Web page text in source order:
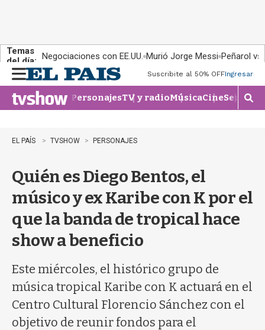
Temas
del día: Negociaciones con EE.UU. Murió Jorge Messi Peñarol
n
u
Suscribite al 50% OFFIngresar
PersonajesTV y radioMúsicaCineSeries
M
o
�
EL PAÍS TVSHOW PERSONAJES
Quién es Diego Bentos, el
músico y ex Karibe con K por el
que la banda de tropical hace
show a beneficio
Este miércoles, el histórico grupo de
música tropical Karibe con K actuará en el
Centro Cultural Florencio Sánchez con el
objetivo de reunir fondos para el